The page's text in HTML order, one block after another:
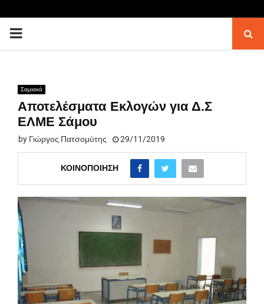
PRIMARY
Σαμιακά
Αποτελέσματα Εκλογών για Δ.Σ
ΕΛΜΕ Σάμου
by Γιώργος Πατσομύτης 29/11/2019
ΚΟΙΝΟΠΟΊΗΣΗ